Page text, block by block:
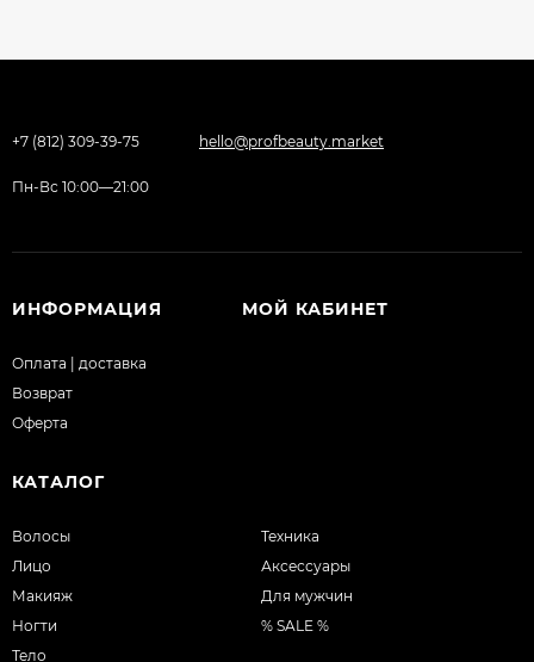
+7 (812) 309-39-75 hello@profbeauty.market
Пн-Вс 10:00—21:00
ИНФОРМАЦИЯ
Оплата | доставка
Возврат
Оферта
МОЙ КАБИНЕТ
КАТАЛОГ
Волосы
Лицо
Макияж
Ногти
Тело
Техника
Аксессуары
Для мужчин
% SALE %